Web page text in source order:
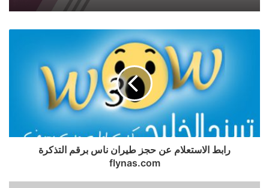
رابط الاستعلام عن حجز طيران ناس برقم التذكرة
flynas.com